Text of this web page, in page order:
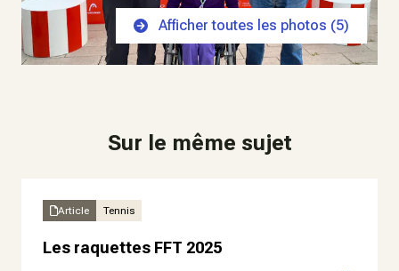
Afficher toutes les photos (5)
Sur le même sujet
Article Tennis
Les raquettes FFT 2025